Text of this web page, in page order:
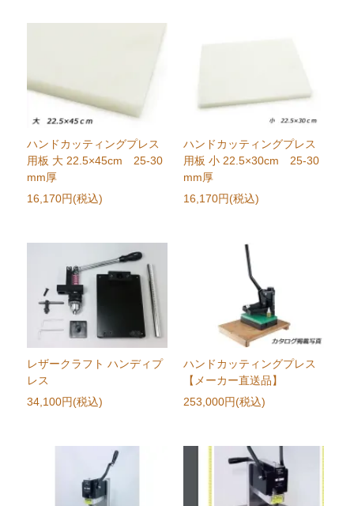
ハンドカッティングプレス
用板 大 22.5×45cm 25-30
mm厚
16,170円(税込)
ハンドカッティングプレス
用板 小 22.5×30cm 25-30
mm厚
16,170円(税込)
レザークラフト ハンディプ
レス
34,100円(税込)
ハンドカッティングプレス
【メーカー直送品】
253,000円(税込)